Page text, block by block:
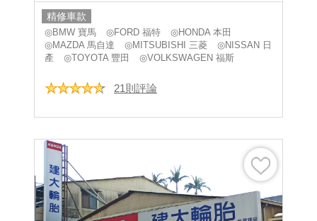
精修車款
◎BMW 寶馬 ◎FORD 福特
◎HONDA 本田
◎MAZDA 馬自達
◎MITSUBISHI 三菱
◎NISSAN 日
產
◎TOYOTA 豐田 ◎VOLKSWAGEN 福斯
21則評論